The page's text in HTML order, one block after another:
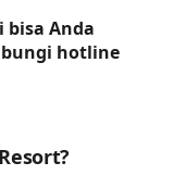
bisa Anda
hotline